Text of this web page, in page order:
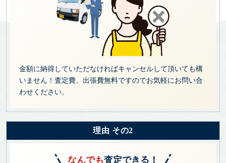
金額に納得していただなければキャンセルして頂いても構
いません！査定費、出張費無料ですのでお気軽にお問い合
わせください。
理由 その2
なんでも査定できる！